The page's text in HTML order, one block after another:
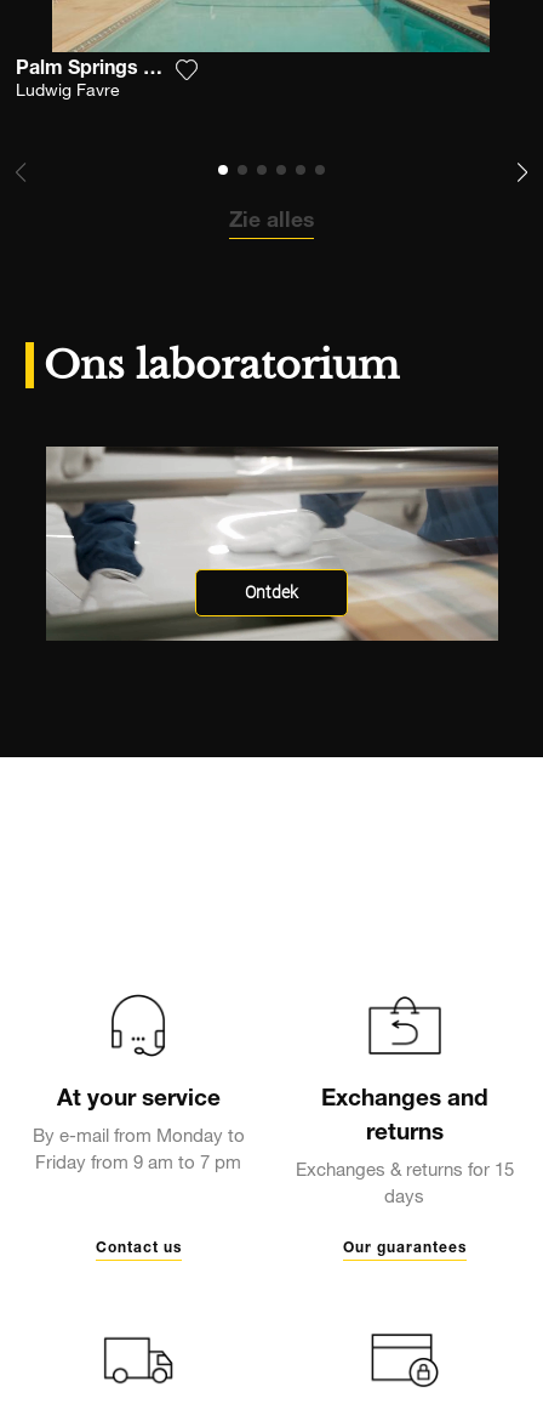
Palm Springs Desert Pool
Ludwig Favre
Zie alles
Ons laboratorium
Ontdek
At your service
By e-mail from Monday to
Friday from 9 am to 7 pm
Contact us
Exchanges and
returns
Exchanges & returns for 15
days
Our guarantees